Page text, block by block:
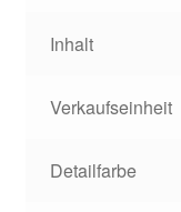
Inhalt
Verkaufseinheit
Detailfarbe